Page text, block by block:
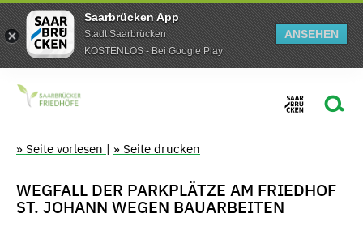
Saarbrücken App
Stadt Saarbrücken
KOSTENLOS - Bei Google Play
ANSEHEN
» Seite vorlesen | » Seite drucken
WEGFALL DER PARKPLÄTZE AM FRIEDHOF
ST. JOHANN WEGEN BAUARBEITEN